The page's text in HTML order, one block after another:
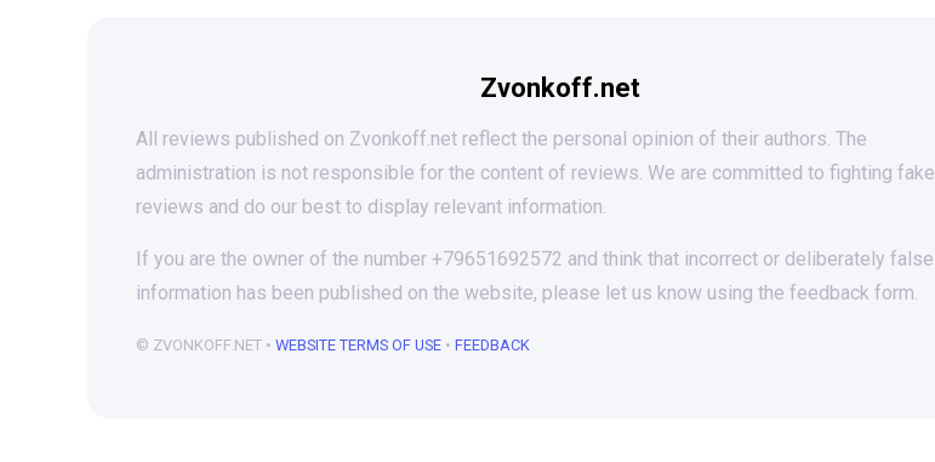
Zvonkoff.net
All reviews published on Zvonkoff.net reflect the personal opinion of their authors. The
administration is not responsible for the content of reviews. We are committed to fighting fake
reviews and do our best to display relevant information.
If you are the owner of the number +79651692572 and think that incorrect or deliberately false
information has been published on the website, please let us know using the feedback form.
© ZVONKOFF.NET • WEBSITE TERMS OF USE • FEEDBACK